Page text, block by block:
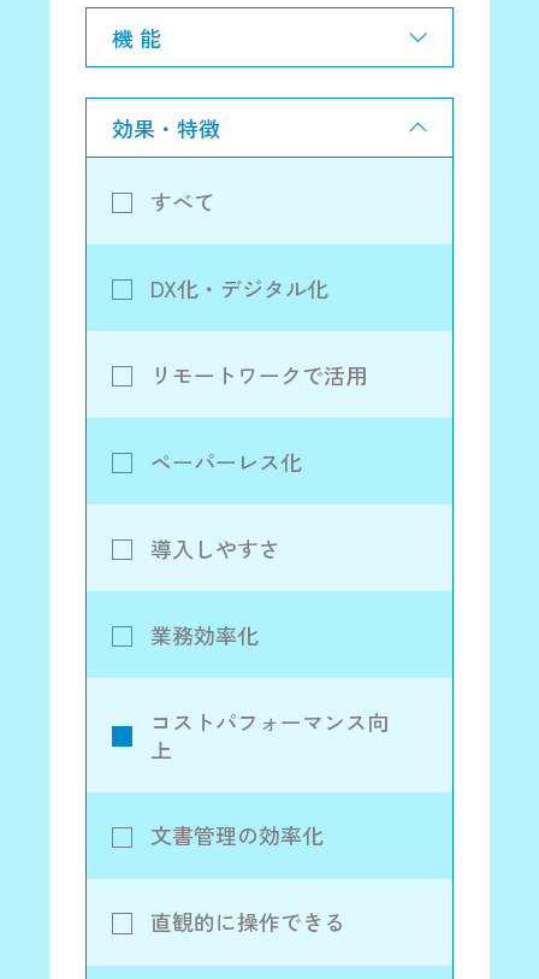
機 能
効果・特徴
すべて
DX化・デジタル化
リモートワークで活用
ペーパーレス化
導入しやすさ
業務効率化
コストパフォーマンス向
上
文書管理の効率化
直観的に操作できる